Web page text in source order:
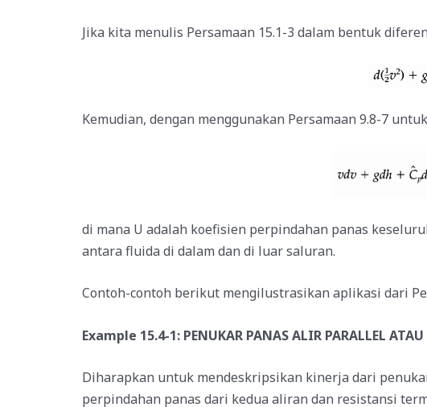
Jika kita menulis Persamaan 15.1-3 dalam bentuk
Kemudian, dengan menggunakan Persamaan 9.8-7
di mana U adalah koefisien perpindahan panas
antara fluida di dalam dan di luar saluran.
Contoh-contoh berikut mengilustrasikan aplikasi dari
Example 15.4-1: PENUKAR PANAS ALIR PARALLEL
Diharapkan untuk mendeskripsikan kinerja dari
perpindahan panas dari kedua aliran dan resistansi